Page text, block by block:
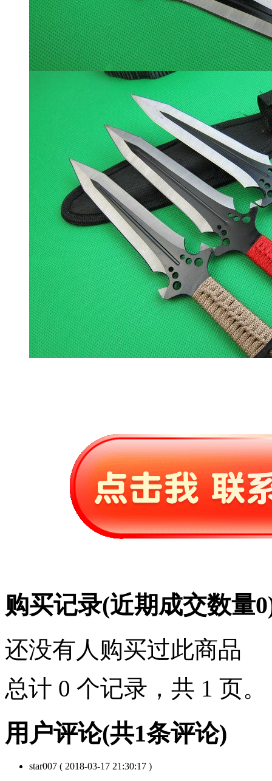
购买记录(近期成交数量0
还没有人购买过此商品
总计 0 个记录，共 1 页。
用户评论(共1条评论)
star007 ( 2018-03-17 21:30:17 )